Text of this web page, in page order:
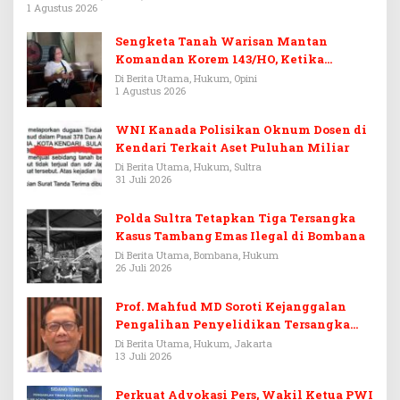
1 Agustus 2026
Sengketa Tanah Warisan Mantan
Komandan Korem 143/HO, Ketika
Warisan Menjadi Arena Pemerasan
Di Berita Utama, Hukum, Opini
1 Agustus 2026
WNI Kanada Polisikan Oknum Dosen di
Kendari Terkait Aset Puluhan Miliar
Di Berita Utama, Hukum, Sultra
31 Juli 2026
Polda Sultra Tetapkan Tiga Tersangka
Kasus Tambang Emas Ilegal di Bombana
Di Berita Utama, Bombana, Hukum
26 Juli 2026
Prof. Mahfud MD Soroti Kejanggalan
Pengalihan Penyelidikan Tersangka
Febrie Adriansyah
Di Berita Utama, Hukum, Jakarta
13 Juli 2026
Perkuat Advokasi Pers, Wakil Ketua PWI